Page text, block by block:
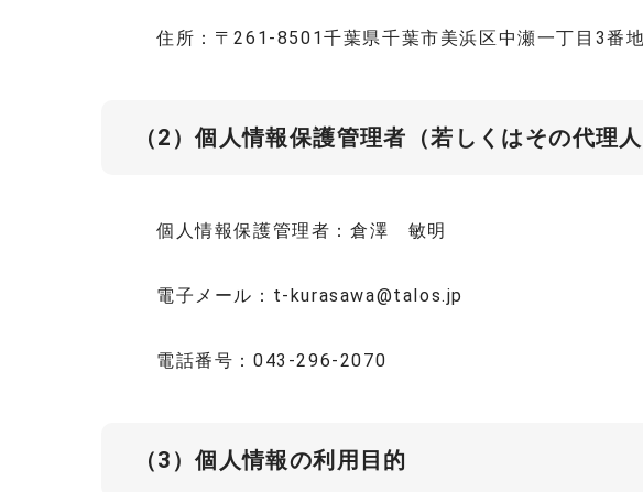
住所：〒261-8501千葉県千葉市美浜区中瀬一丁目3番
（2）個人情報保護管理者（若しくはその代理
個人情報保護管理者：倉澤 敏明
電子メール：t-kurasawa@talos.jp
電話番号：043-296-2070
（3）個人情報の利用目的